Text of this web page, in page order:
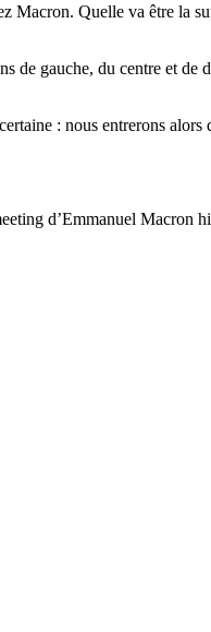
Quelle va être la
gauche, du centre et
: nous entrerons
d’Emmanuel